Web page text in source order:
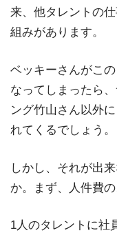
来、他タレントの
組みがあります。
ベッキーさんがこ
なってしまったら
ング竹山さん以外
れてくるでしょう。
しかし、それが出
か。まず、人件費
1人のタレントに社